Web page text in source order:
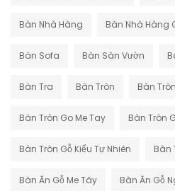
Bàn Nhà Hàng Bàn Nhà Hàng
Bàn Sofa Bàn Sân Vườn
Bàn Tra Bàn Tròn Bàn
Bàn Tròn Go Me Tay Bàn Tròn
Bàn Tròn Gỗ Kiểu Tự Nhiên Bàn
Bàn Ăn Gỗ Me Tây Bàn Ăn Gỗ